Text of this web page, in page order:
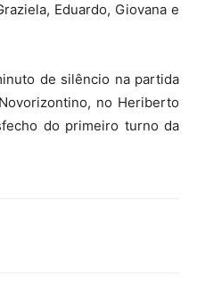
Eduardo, Giovana e
de silêncio na partida
no Heriberto
do primeiro turno da